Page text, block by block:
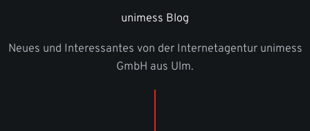
unimess Blog
Neues und Interessantes von der Internetagentur unimess
GmbH aus Ulm.